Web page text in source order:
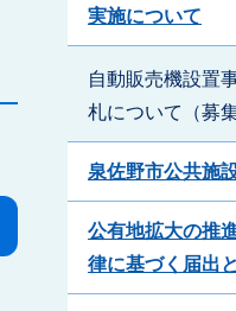
実施について
自動販売機設置
札について（募
泉佐野市公共施
公有地拡大の推
律に基づく届出